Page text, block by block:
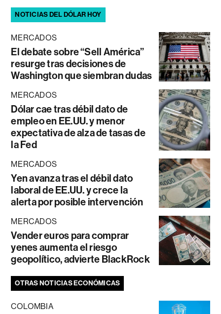
NOTICIAS DEL DÓLAR HOY
MERCADOS
El debate sobre “Sell América”
resurge tras decisiones de
Washington que siembran dudas
MERCADOS
Dólar cae tras débil dato de
empleo en EE.UU. y menor
expectativa de alza de tasas de
la Fed
MERCADOS
Yen avanza tras el débil dato
laboral de EE.UU. y crece la
alerta por posible intervención
MERCADOS
Vender euros para comprar
yenes aumenta el riesgo
geopolítico, advierte BlackRock
OTRAS NOTICIAS ECONÓMICAS
COLOMBIA